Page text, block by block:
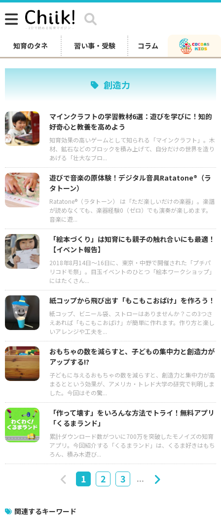
知育のタネ 習い事・受験 コラム
創造力
マインクラフトの学習教材6選：遊びを学びに！知的
好奇心と教養を高めよう
知育効果の高いゲームとして知られる「マインクラフト」。木
材、鉱石などのブロックを積み上げて、自分だけの世界を造り
あげる「壮大なブロ...
遊びで音楽の原体験！デジタル音具Ratatone®（ラ
タトーン）
Ratatone®（ラタトーン） は「ただ楽しいだけの楽器」。楽譜
が読めなくても、楽器経験0（ゼロ）でも演奏が楽しめます。
音楽に遊...
「絵本づくり」は知育にも親子の触れ合いにも最適！
【イベント報告】
2018年8月14日～16日に、東京・中野で開催された「プチパ
リコドモ祭」。目玉イベントのひとつ「絵本ワークショップ」
にはたくさん...
紙コップから飛び出す「もこもこおばけ」を作ろう！
紙コップ、ビニール袋、ストローはありませんか？この3つさ
えあれば「もこもこおばけ」が簡単に作れます。作り方と楽し
いアレンジや工夫を...
おもちゃの数を減らすと、子どもの集中力と創造力が
アップする!?
子どもに与えるおもちゃの数を減らすと、創造力と集中力が高
まるとという効果が、アメリカ・トレド大学の研究で判明しま
した。今回はその驚...
「作って壊す」をいろんな方法でトライ！無料アプリ
「くるまランド」
累計ダウンロード数がついに700万を突破したモノイズの知育
アプリ。今回紹介する「くるまランド」は、くるま好きはもち
ろん、積み木遊び...
1 2 3 ...
関連するキーワード